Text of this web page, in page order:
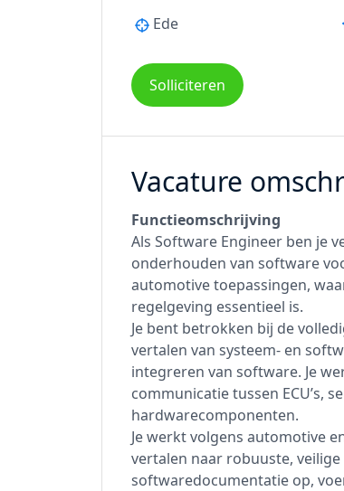
Ede
Solliciteren
Vacature
Functieomschrijving
Als Software Engineer ben je
onderhouden van software
automotive toepassingen,
regelgeving essentieel is.
Je bent betrokken bij de
vertalen van systeem- en
integreren van software. Je
communicatie tussen ECU’s,
hardwarecomponenten.
Je werkt volgens automotive
vertalen naar robuuste,
softwaredocumentatie op,